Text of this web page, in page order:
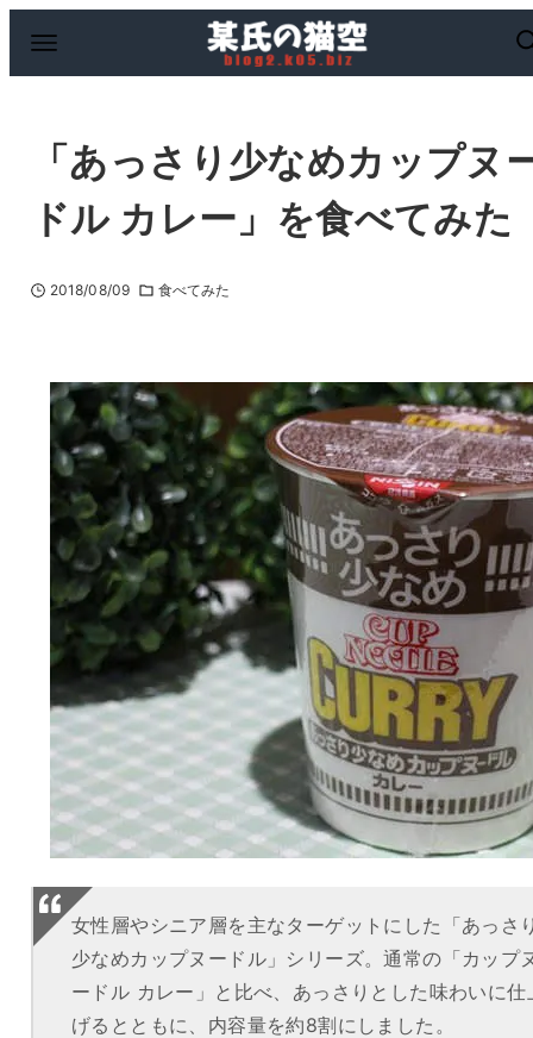
「あっさり少なめカップヌ
ドル カレー」を食べてみた
2018/08/09 食べてみた
女性層やシニア層を主なターゲットにした「あっさ
少なめカップヌードル」シリーズ。通常の「カップ
ードル カレー」と比べ、あっさりとした味わいに仕
げるとともに、内容量を約8割にしました。